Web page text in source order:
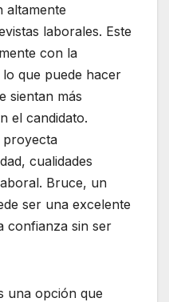
altamente
laborales. Este
con la
que puede hacer
sientan más
el candidato.
proyecta
cualidades
Bruce, un
ser una excelente
confianza sin ser
una opción que